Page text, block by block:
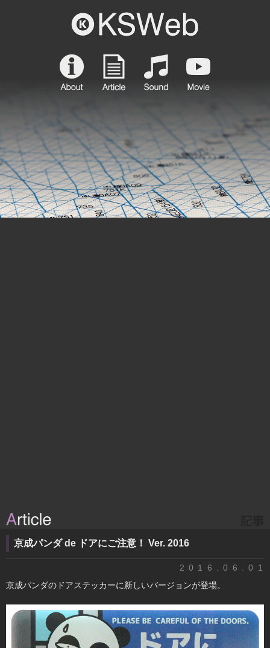
京成パンダ de ドアにご注意！ Ver. 2016
2016.06.01
京成パンダのドアステッカーに新しいバージョンが登場。